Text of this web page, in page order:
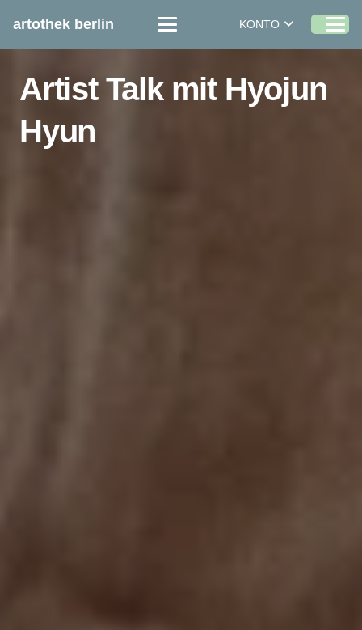
artothek berlin KONTO
Artist Talk mit Hyojun
Hyun